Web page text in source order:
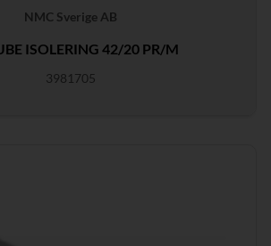
NMC Sverige AB
ISOLERING 42/20 PR/M
3981705